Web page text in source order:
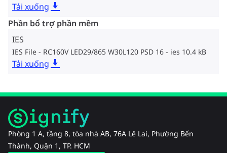
Tải xuống
Phần bổ trợ phần mềm
IES
IES File - RC160V LED29/865 W30L120 PSD 16 ies 10.4 kB
Tải xuống
Phòng 1 A, tầng 8, tòa nhà AB, 76A Lê Lai, Phường Bến
Thành, Quận 1, TP. HCM